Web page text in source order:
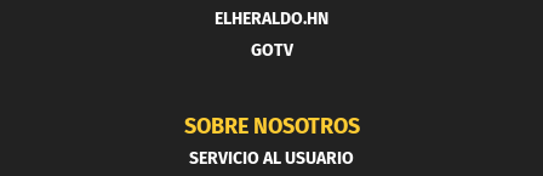
ELHERALDO.HN
GOTV
SOBRE NOSOTROS
SERVICIO AL USUARIO